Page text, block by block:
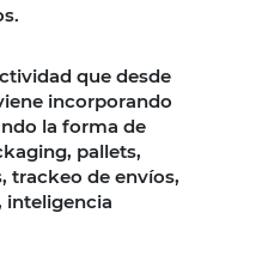
que desde
incorporando
la forma de
pallets,
trackeo de envíos,
inteligencia